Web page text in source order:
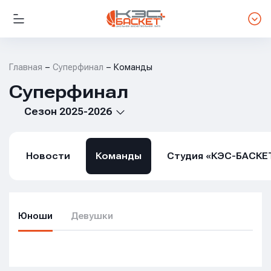
Главная Суперфинал Команды
Суперфинал
Сезон 2025-2026
Новости Команды Студия «КЭС-
Юноши Девушки